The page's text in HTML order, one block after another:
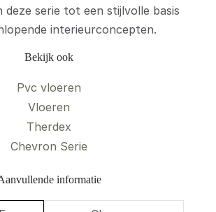
deze serie tot een stijlvolle basis
interieurconcepten.
Bekijk ook
Pvc vloeren
Vloeren
Therdex
Chevron Serie
informatie